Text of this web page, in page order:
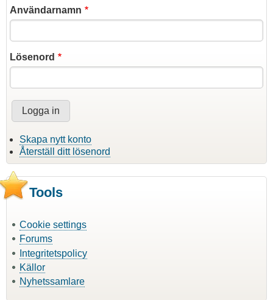
Användarnamn
Lösenord
Skapa nytt konto
Återställ ditt lösenord
Tools
Cookie settings
Forums
Integritetspolicy
Källor
Nyhetssamlare